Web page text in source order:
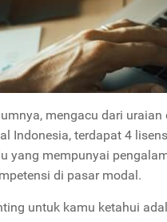
mengacu dari
Indonesia, terdapat 4
yang mempunyai
di pasar modal.
untuk kamu ketahui